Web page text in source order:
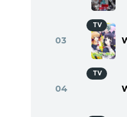
03
TV
04
TV